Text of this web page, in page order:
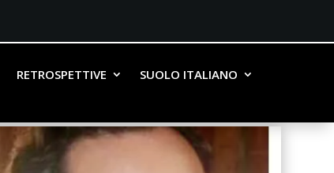
RETROSPETTIVE SUOLO ITALIANO